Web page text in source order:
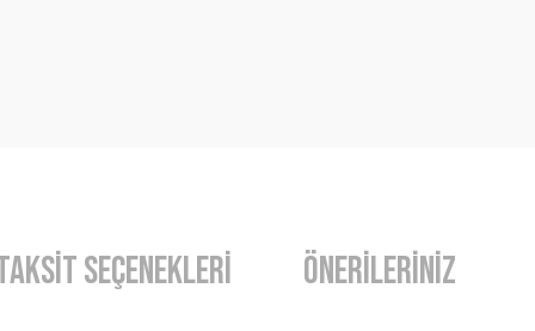
Seçenekleri Önerileriniz